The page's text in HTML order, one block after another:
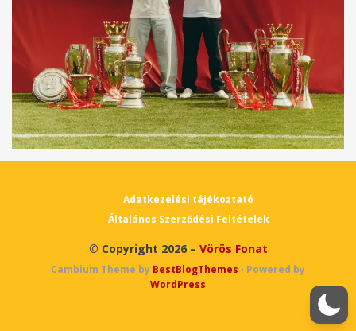
Adatkezelési tájékoztató
Általános Szerződési Feltételek
© Copyright 2026 – Vörös Fonat
Cambium Theme by BestBlogThemes ⋅ Powered by
WordPress